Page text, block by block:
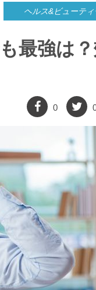
ヘルス&ビューティ
最強は
0